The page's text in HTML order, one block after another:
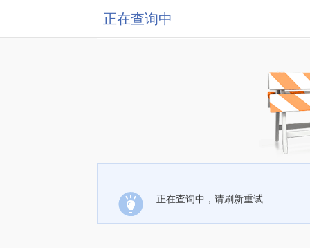
正在查询中
正在查询中，请刷新重试